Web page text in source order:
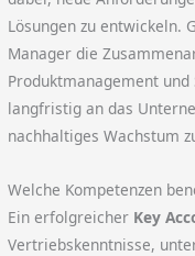
Lösungen zu entwickeln.
Manager die
Produktmanagement
langfristig an das
nachhaltiges Wachstum
Welche Kompetenzen
Ein erfolgreicher Key
Vertriebskenntnisse,